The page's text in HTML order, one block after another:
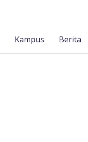
Kampus Berita